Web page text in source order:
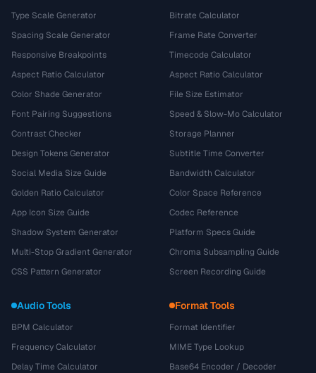
Type Scale Generator
Spacing Scale Generator
Responsive Breakpoints
Aspect Ratio Calculator
Color Shade Generator
Font Pairing Suggestions
Contrast Checker
Design Tokens Generator
Social Media Size Guide
Golden Ratio Calculator
App Icon Size Guide
Shadow System Generator
Multi-Stop Gradient Generator
CSS Pattern Generator
Bitrate Calculator
Frame Rate Converter
Timecode Calculator
Aspect Ratio Calculator
File Size Estimator
Speed & Slow-Mo Calculator
Storage Planner
Subtitle Time Converter
Bandwidth Calculator
Color Space Reference
Codec Reference
Platform Specs Guide
Chroma Subsampling Guide
Screen Recording Guide
Audio Tools
BPM Calculator
Frequency Calculator
Delay Time Calculator
Format Tools
Format Identifier
MIME Type Lookup
Base64 Encoder / Decoder